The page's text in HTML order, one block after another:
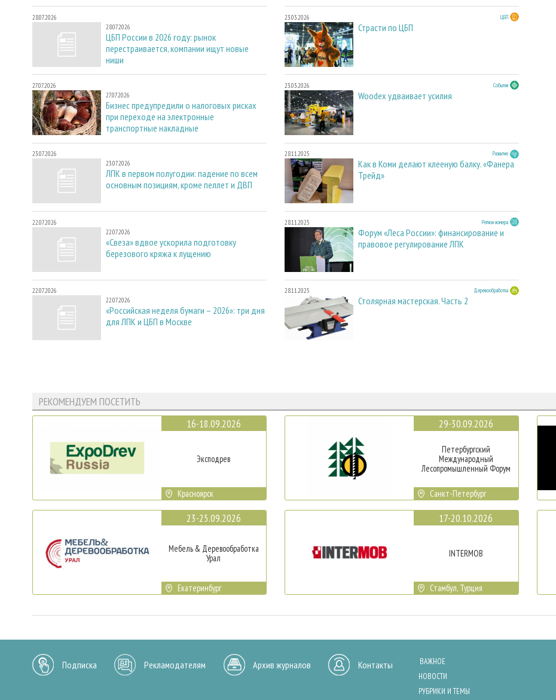
28.07.2026
28.07.2026
ЦБП России в 2026 году: рынок
перестраивается, компании ищут новые
ниши
27.07.2026
27.07.2026
Бизнес предупредили о налоговых рисках
при переходе на электронные
транспортные накладные
23.07.2026
23.07.2026
ЛПК в первом полугодии: падение по всем
основным позициям, кроме пеллет и ДВП
22.07.2026
22.07.2026
«Свеза» вдвое ускорила подготовку
березового кряжа к лущению
22.07.2026
22.07.2026
«Российская неделя бумаги – 2026»: три дня
для ЛПК и ЦБП в Москве
23.03.2026 ЦБП
Страсти по ЦБП
23.03.2026 События
Woodex удваивает усилия
28.11.2025 Развитие
Как в Коми делают клееную балку. «Фанера
Трейд»
28.11.2025 Регион номера
Форум «Леса России»: финансирование и
правовое регулирование ЛПК
28.11.2025 Деревообработка
Столярная мастерская. Часть 2
РЕКОМЕНДУЕМ ПОСЕТИТЬ
16-18.09.2026
Эксподрев
Красноярск
23-25.09.2026
Мебель & Деревообработка
Урал
Екатеринбург
29-30.09.2026
Петербургский
Международный
Лесопромышленный Форум
Санкт-Петербург
17-20.10.2026
INTERMOB
Стамбул, Турция
Подписка Рекламодателям Архив журналов Контакты
ВАЖНОЕ
НОВОСТИ
РУБРИКИ И ТЕМЫ